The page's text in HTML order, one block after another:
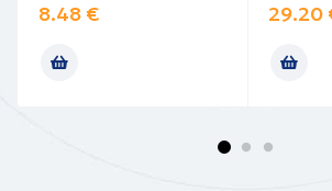
8.48 € 29.20